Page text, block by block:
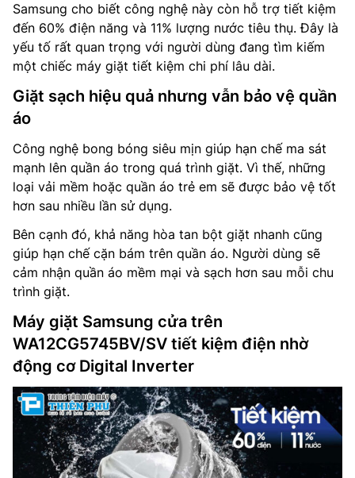
Samsung cho biết công nghệ này còn hỗ trợ tiết kiệm
đến 60% điện năng và 11% lượng nước tiêu thụ. Đây là
yếu tố rất quan trọng với người dùng đang tìm kiếm
một chiếc máy giặt tiết kiệm chi phí lâu dài.
Giặt sạch hiệu quả nhưng vẫn bảo vệ quần
áo
Công nghệ bong bóng siêu mịn giúp hạn chế ma sát
mạnh lên quần áo trong quá trình giặt. Vì thế, những
loại vải mềm hoặc quần áo trẻ em sẽ được bảo vệ tốt
hơn sau nhiều lần sử dụng.
Bên cạnh đó, khả năng hòa tan bột giặt nhanh cũng
giúp hạn chế cặn bám trên quần áo. Người dùng sẽ
cảm nhận quần áo mềm mại và sạch hơn sau mỗi chu
trình giặt.
Máy giặt Samsung cửa trên
WA12CG5745BV/SV tiết kiệm điện nhờ
động cơ Digital Inverter